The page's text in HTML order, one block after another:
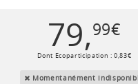
79,99€
Dont Ecoparticipation :0,83€
Momentanément